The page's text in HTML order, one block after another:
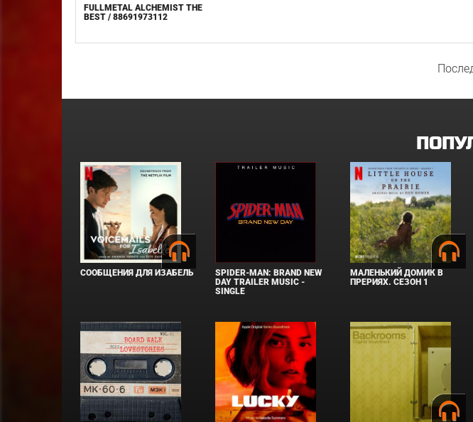
FULLMETAL ALCHEMIST THE
BEST / 88691973112
СООБЩЕНИЯ ДЛЯ ИЗАБЕЛЬ
SPIDER-MAN: BRAND NEW
DAY TRAILER MUSIC -
SINGLE
МАЛЕНЬКИЙ ДОМИК В
ПРЕРИЯХ. СЕЗОН 1